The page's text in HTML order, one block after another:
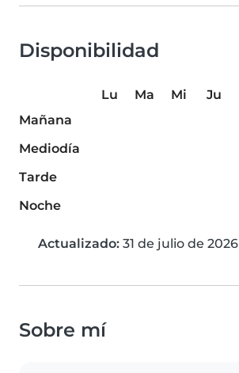
Disponibilidad
Lu Ma Mi Ju
Mañana
Mediodía
Tarde
Noche
Actualizado: 31 de julio de 2026
Sobre mí